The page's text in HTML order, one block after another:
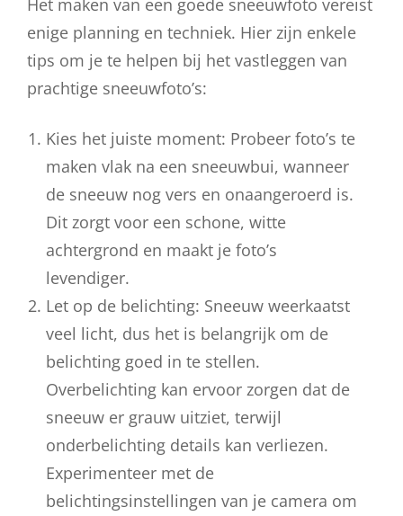
enige planning en techniek. Hier zijn enkele
tips om je te helpen bij het vastleggen van
prachtige sneeuwfoto’s:
Kies het juiste moment: Probeer foto’s te
maken vlak na een sneeuwbui, wanneer
de sneeuw nog vers en onaangeroerd is.
Dit zorgt voor een schone, witte
achtergrond en maakt je foto’s
levendiger.
Let op de belichting: Sneeuw weerkaatst
veel licht, dus het is belangrijk om de
belichting goed in te stellen.
Overbelichting kan ervoor zorgen dat de
sneeuw er grauw uitziet, terwijl
onderbelichting details kan verliezen.
Experimenteer met de
belichtingsinstellingen van je camera om